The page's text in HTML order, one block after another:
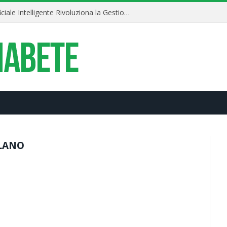
Diabete 4.0: Il Pancreas Artificiale Intelligente Rivoluziona la Gestione della Glicemia